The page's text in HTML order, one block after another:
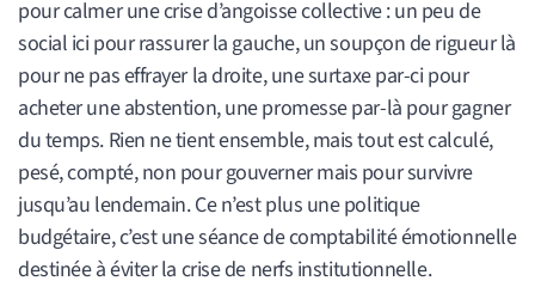
pour calmer une crise d’angoisse collective : un peu de
social ici pour rassurer la gauche, un soupçon de rigueur là
pour ne pas effrayer la droite, une surtaxe par-ci pour
acheter une abstention, une promesse par-là pour gagner
du temps. Rien ne tient ensemble, mais tout est calculé,
pesé, compté, non pour gouverner mais pour survivre
jusqu’au lendemain. Ce n’est plus une politique
budgétaire, c’est une séance de comptabilité émotionnelle
destinée à éviter la crise de nerfs institutionnelle.